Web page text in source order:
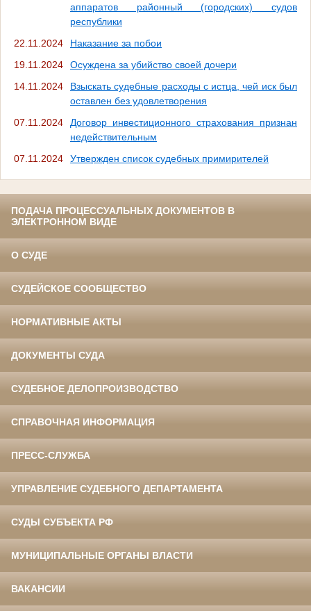
аппаратов районный (городских) судов
республики
22.11.2024
Наказание за побои
19.11.2024
Осуждена за убийство своей дочери
14.11.2024
Взыскать судебные расходы с истца, чей иск был
оставлен без удовлетворения
07.11.2024
Договор инвестиционного страхования признан
недействительным
07.11.2024
Утвержден список судебных примирителей
ПОДАЧА ПРОЦЕССУАЛЬНЫХ ДОКУМЕНТОВ В
ЭЛЕКТРОННОМ ВИДЕ
О СУДЕ
СУДЕЙСКОЕ СООБЩЕСТВО
НОРМАТИВНЫЕ АКТЫ
ДОКУМЕНТЫ СУДА
СУДЕБНОЕ ДЕЛОПРОИЗВОДСТВО
СПРАВОЧНАЯ ИНФОРМАЦИЯ
ПРЕСС-СЛУЖБА
УПРАВЛЕНИЕ СУДЕБНОГО ДЕПАРТАМЕНТА
СУДЫ СУБЪЕКТА РФ
МУНИЦИПАЛЬНЫЕ ОРГАНЫ ВЛАСТИ
ВАКАНСИИ